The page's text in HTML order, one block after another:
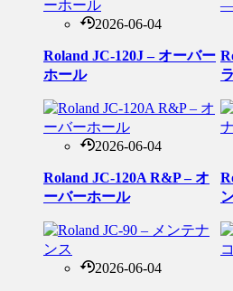
2026-06-04
Roland JC-120J – オーバー
ホール
2026-06-04
Roland JC-120A R&P – オ
ーバーホール
2026-06-04